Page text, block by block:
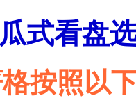
式看盘
格按照以